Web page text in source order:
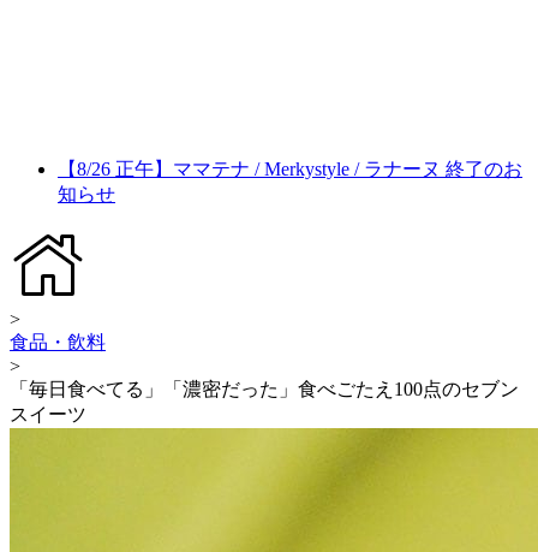
【8/26 正午】ママテナ / Merkystyle / ラナーヌ 終了のお
知らせ
>
食品・飲料
>
「毎日食べてる」「濃密だった」食べごたえ100点のセブン
スイーツ